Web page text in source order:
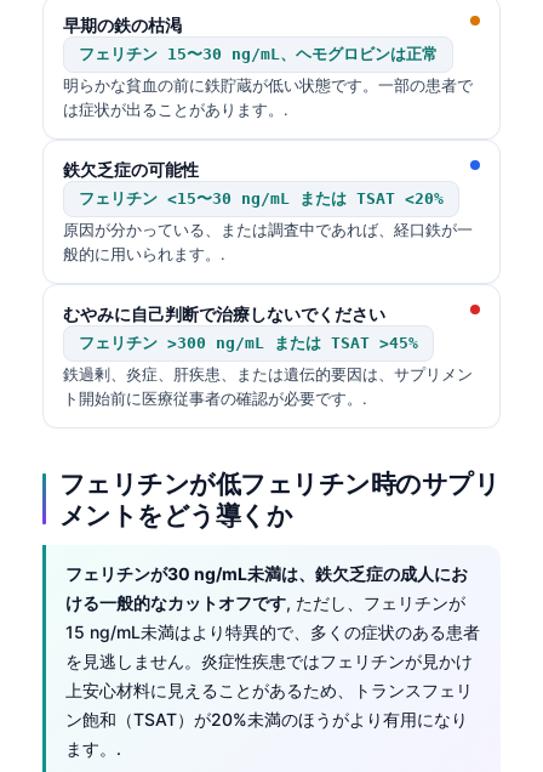
早期の鉄の枯渇
フェリチン 15〜30 ng/mL、ヘモグロビンは正常
明らかな貧血の前に鉄貯蔵が低い状態です。一部の患者で
は症状が出ることがあります。.
鉄欠乏症の可能性
フェリチン <15〜30 ng/mL または TSAT <20%
原因が分かっている、または調査中であれば、経口鉄が一
般的に用いられます。.
むやみに自己判断で治療しないでください
フェリチン >300 ng/mL または TSAT >45%
鉄過剰、炎症、肝疾患、または遺伝的要因は、サプリメン
ト開始前に医療従事者の確認が必要です。.
フェリチンが低フェリチン時のサプリ
メントをどう導くか
フェリチンが30 ng/mL未満は、鉄欠乏症の成人にお
ける一般的なカットオフです, ただし、フェリチンが
15 ng/mL未満はより特異的で、多くの症状のある患者
を見逃しません。炎症性疾患ではフェリチンが見かけ
上安心材料に見えることがあるため、トランスフェリ
ン飽和（TSAT）が20%未満のほうがより有用になり
ます。.